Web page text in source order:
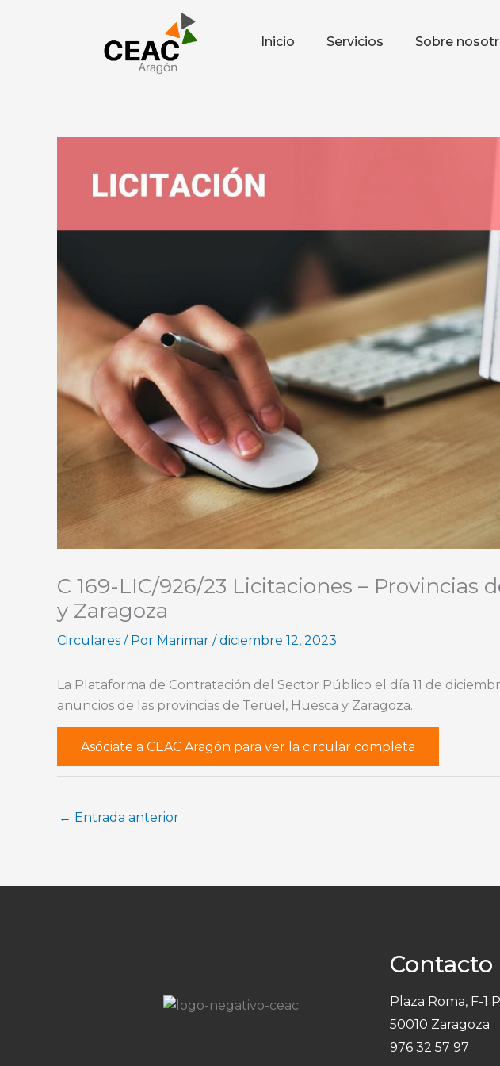
Inicio Servicios Sobre
C 169-LIC/926/23 Licitaciones – Provincias
y Zaragoza
Circulares / Por Marimar /diciembre 12, 2023
La Plataforma de Contratación del Sector Público el día 11 de
anuncios de las provincias de Teruel, Huesca y Zaragoza.
Asóciate a CEAC Aragón para ver la circular completa
← Entrada anterior
Contacto
Plaza Roma, F-1
50010 Zaragoza
976 32 57 97